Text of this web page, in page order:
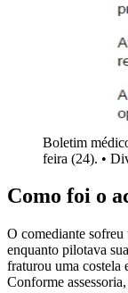
Boletim
feira (24). •
Como foi o
O comediante
enquanto pilotava
fraturou uma costela
Conforme